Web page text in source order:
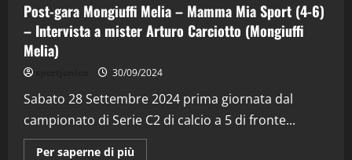
Post-gara Mongiuffi Melia – Mamma Mia Sport (4-6)
– Intervista a mister Arturo Carciotto (Mongiuffi
Melia)
30/09/2024
Sabato 28 Settembre 2024 prima giornata dal
campionato di Serie C2 di calcio a 5 di fronte...
Per saperne di più
2
“SportEmpire” in Podcast: 29^ Puntata
(Martedi 28 Aprile 2026)
28/04/2026